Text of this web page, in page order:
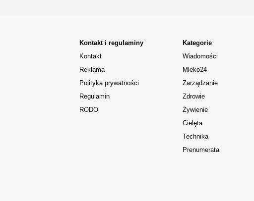
Kontakt i regulaminy
Kontakt
Reklama
Polityka prywatności
Regulamin
RODO
Kategorie
Wiadomości
Mleko24
Zarządzanie
Zdrowie
Żywienie
Cielęta
Technika
Prenumerata